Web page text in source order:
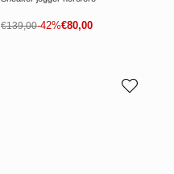
Prezzo di vendita
€80,00
Prezzo normale
€139,00-42%